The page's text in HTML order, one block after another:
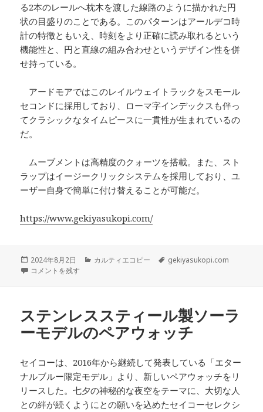
る2本のレールへ枕木を渡した線路のように描かれた円
状の目盛りのことである。このパターンはアールデコ時
計の特徴ともいえ、時刻をより正確に読み取れるという
機能性と、円と直線の組み合わせというデザイン性を併
せ持っている。
アードモアではこのレイルウェイトラックをスモール
セコンドに採用しており、ローマ字インデックスも伴っ
てクラシックなタイムピースに一貫性が生まれているの
だ。
ムーブメントは高精度のクォーツを搭載。また、スト
ラップはイージークリックシステムを採用しており、ユ
ーザー自身で簡単に付け替えることが可能だ。
https://www.gekiyasukopi.com/
投
稿
2024年8月2日
カ
カルティエコピー
タ
gekiyasukopi.com
ハミルトンの「アードモア」にクラシックなムードを引き立てる、4つ
コメントを残す
ステンレススティール製ソーラ
ーモデルのペアウォッチ
セイコーは、2016年から継続して発表している「エター
ナルブルー限定モデル」より、新しいペアウォッチをリ
リースした。七夕の神秘的な夜空をテーマに、大切な人
との絆が続くようにとの願いを込めたセイコーセレクシ